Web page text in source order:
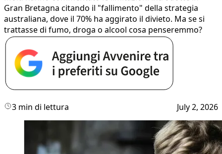
Gran Bretagna citando il "fallimento" della strategia
australiana, dove il 70% ha aggirato il divieto. Ma se si
trattasse di fumo, droga o alcool cosa penseremmo?
3 min di lettura July 2, 2026